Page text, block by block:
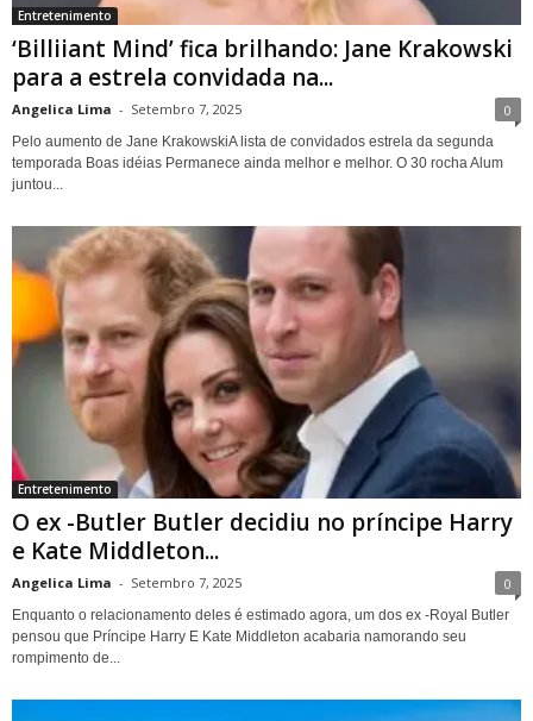
Entretenimento
‘Billiiant Mind’ fica brilhando: Jane Krakowski
para a estrela convidada na...
Angelica Lima - Setembro 7, 2025 0
Pelo aumento de Jane KrakowskiA lista de convidados estrela da segunda
temporada Boas idéias Permanece ainda melhor e melhor. O 30 rocha Alum
juntou...
Entretenimento
O ex -Butler Butler decidiu no príncipe Harry
e Kate Middleton...
Angelica Lima - Setembro 7, 2025 0
Enquanto o relacionamento deles é estimado agora, um dos ex -Royal Butler
pensou que Príncipe Harry E Kate Middleton acabaria namorando seu
rompimento de...